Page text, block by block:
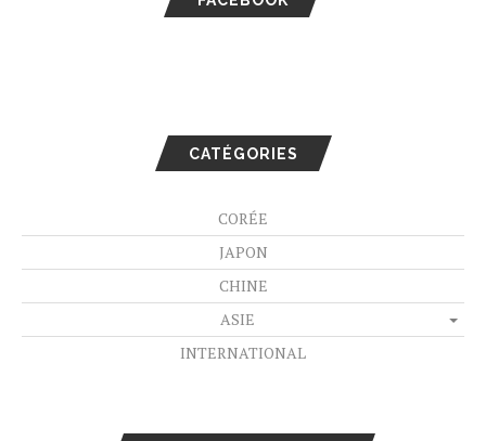
CATÉGORIES
CORÉE
JAPON
CHINE
ASIE
INTERNATIONAL